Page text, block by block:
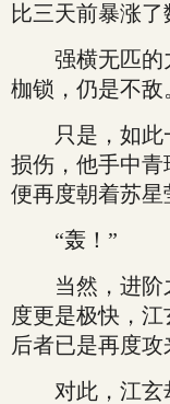
比三天前暴涨了
强横无匹的
枷锁，仍是不敌
只是，如此
损伤，他手中青
便再度朝着苏星
“轰！”
当然，进阶
度更是极快，江
后者已是再度攻
对此，江玄